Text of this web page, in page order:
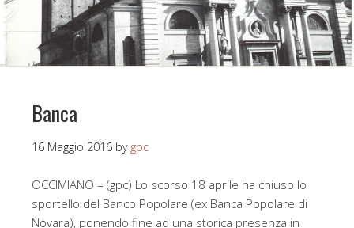
Banca
16 Maggio 2016 by gpc
OCCIMIANO – (gpc) Lo scorso 18 aprile ha chiuso lo
sportello del Banco Popolare (ex Banca Popolare di
Novara), ponendo fine ad una storica presenza in